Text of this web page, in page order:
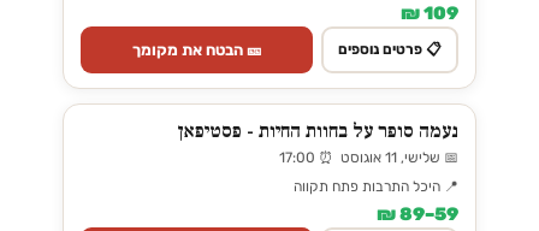
109 ₪
📋 פרטים נוספים 🎫 הבטח את מקומך
נעמה סופר על בחוות החיות - פסטיפאן
📅 שלישי, 11 אוגוסט ⏰ 17:00
📍 היכל התרבות פתח תקווה
59–89 ₪